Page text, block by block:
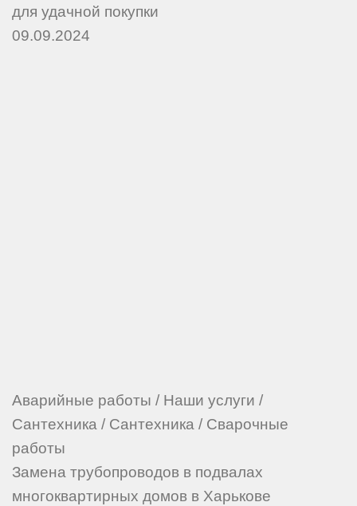
для удачной покупки
09.09.2024
Аварийные работы / Наши услуги /
Сантехника / Сантехника / Сварочные
работы
Замена трубопроводов в подвалах
многоквартирных домов в Харькове